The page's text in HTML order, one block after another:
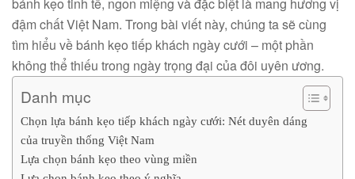
bánh kẹo tinh tế, ngon miệng và đặc biệt là mang hương vị
đậm chất Việt Nam. Trong bài viết này, chúng ta sẽ cùng
tìm hiểu về bánh kẹo tiếp khách ngày cưới – một phần
không thể thiếu trong ngày trọng đại của đôi uyên ương.
Danh mục
Chọn lựa bánh kẹo tiếp khách ngày cưới: Nét duyên dáng
của truyền thống Việt Nam
Lựa chọn bánh kẹo theo vùng miền